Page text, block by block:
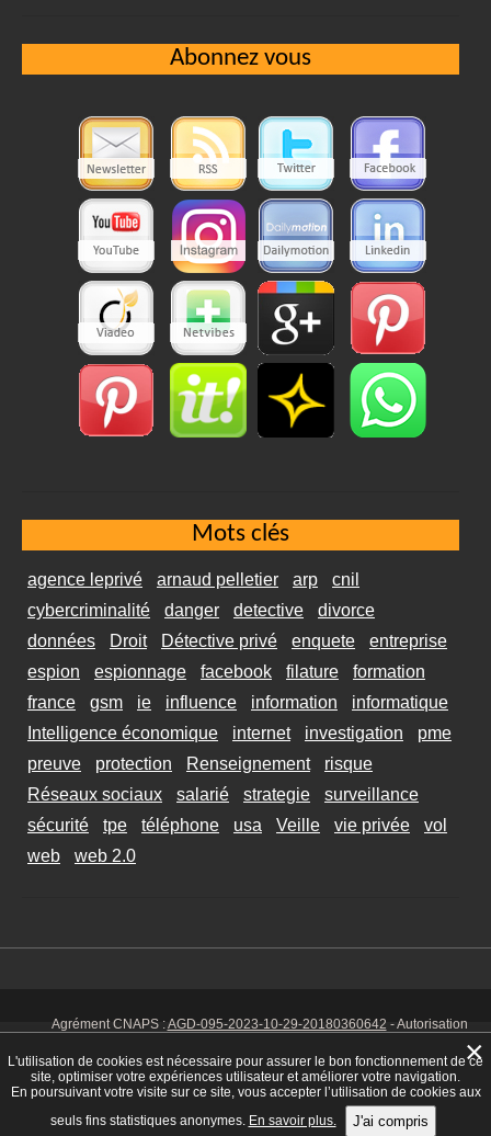
Abonnez vous
Mots clés
agence leprivé arnaud pelletier arp
cnil
cybercriminalité
danger detective
divorce
données
Droit Détective privé enquete
entreprise
espion
espionnage facebook filature
formation
france
gsm ie influence information
informatique
Intelligence économique
internet investigation
pme
preuve
protection Renseignement
risque
Réseaux sociaux
salarié strategie
surveillance
sécurité
tpe téléphone usa Veille vie privée
vol
web
web 2.0
Agrément CNAPS :AGD-095-2023-10-29-20180360642 - Autorisation
925 00038 - Code NAF 8030 Z -Mentions Légales-CookiesTél. : 06 14
01 75 32
L'utilisation de cookies est nécessaire pour assurer le bon fonctionnement de ce
site, optimiser votre expériences utilisateur et améliorer votre navigation.
En poursuivant votre visite sur ce site, vous accepter l’utilisation de cookies aux
seuls fins statistiques anonymes. En savoir plus. J'ai compris
×